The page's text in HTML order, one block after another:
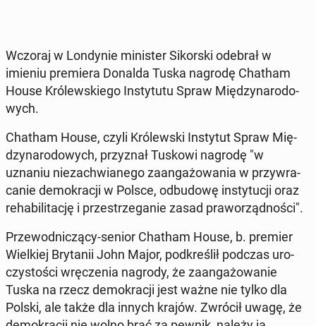
Wczoraj w Lon­dy­nie mi­ni­ster Si­kor­ski odebrał w
imieniu pre­mie­ra Donalda Tuska nagrodę Chatham
House Kró­lew­skie­go In­sty­tu­tu Spraw Mię­dzy­na­ro­do­
wych.
Chatham House, czyli Kró­lew­ski In­sty­tut Spraw Mię­
dzy­na­ro­do­wych, przy­znał Tuskowi nagrodę "w
uznaniu nie­za­chwia­ne­go za­an­ga­żo­wa­nia w przy­wra­
ca­nie de­mo­kra­cji w Polsce, od­bu­do­wę in­sty­tu­cji oraz
re­ha­bi­li­ta­cję i prze­strze­ga­nie zasad pra­wo­rząd­no­ści".
Prze­wod­ni­czą­cy-senior Chatham House, b. premier
Wiel­kiej Bry­ta­nii John Major, pod­kre­ślił podczas uro­
czy­sto­ści wrę­cze­nia nagrody, że za­an­ga­żo­wa­nie
Tuska na rzecz de­mo­kra­cji jest ważne nie tylko dla
Polski, ale także dla innych krajów. Zwrócił uwagę, że